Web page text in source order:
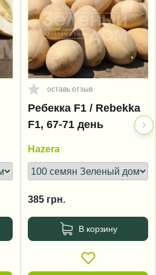
оставь отзыв
Ребекка F1 / Rebekka
F1, 67-71 день
Hazera
385 грн.
В корзину